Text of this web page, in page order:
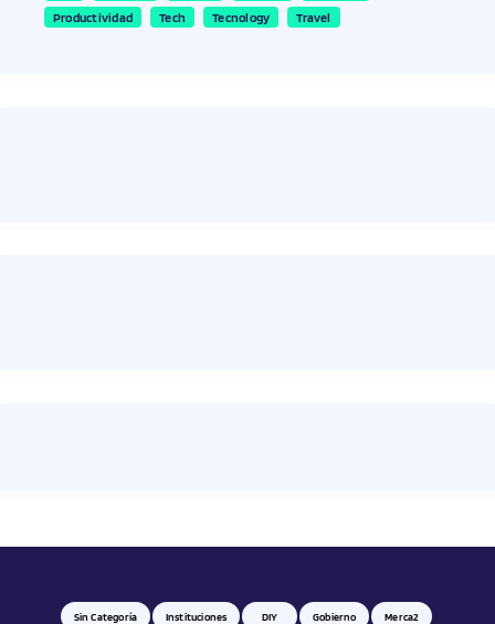
Productividad
Tech Tecnology Travel
Sin Categoría Instituciones DIY Gobierno Merca2